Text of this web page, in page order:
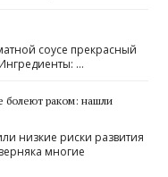
соусе прекрасный
…
болеют раком: нашли
низкие риски развития
многие